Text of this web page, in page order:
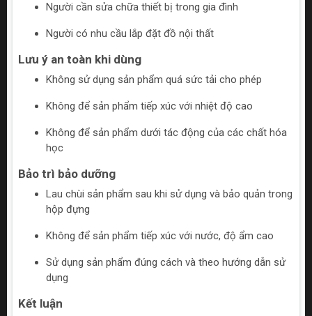
Người cần sửa chữa thiết bị trong gia đình
Người có nhu cầu lắp đặt đồ nội thất
Lưu ý an toàn khi dùng
Không sử dụng sản phẩm quá sức tải cho phép
Không để sản phẩm tiếp xúc với nhiệt độ cao
Không để sản phẩm dưới tác động của các chất hóa
học
Bảo trì bảo dưỡng
Lau chùi sản phẩm sau khi sử dụng và bảo quản trong
hộp đựng
Không để sản phẩm tiếp xúc với nước, độ ẩm cao
Sử dụng sản phẩm đúng cách và theo hướng dẫn sử
dụng
Kết luận